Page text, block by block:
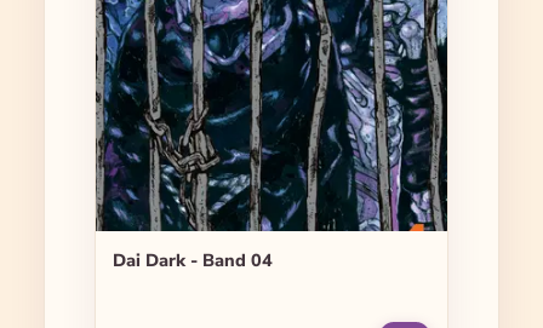
Dai Dark - Band 04